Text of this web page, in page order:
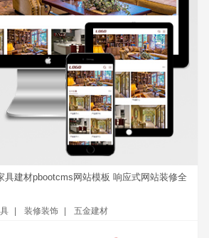
具建材pbootcms网站模板 响应式网站装修全
装修装饰 五金建材